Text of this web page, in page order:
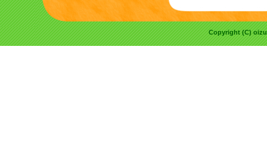
Copyright (C)